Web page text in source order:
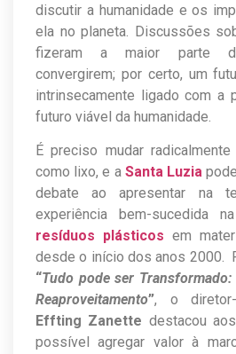
discutir a humanidade e os
ela no planeta. Discussões
fizeram a maior parte
convergirem; por certo, um
intrinsecamente ligado com a
futuro viável da humanidade.
É preciso mudar
como lixo, e a Santa Luzia
debate ao apresentar na
experiência bem-sucedida
resíduos plásticos em
desde o início dos anos 2000.
“Tudo pode ser
Reaproveitamento”, o diretor-
Effting Zanette destacou
possível agregar valor à